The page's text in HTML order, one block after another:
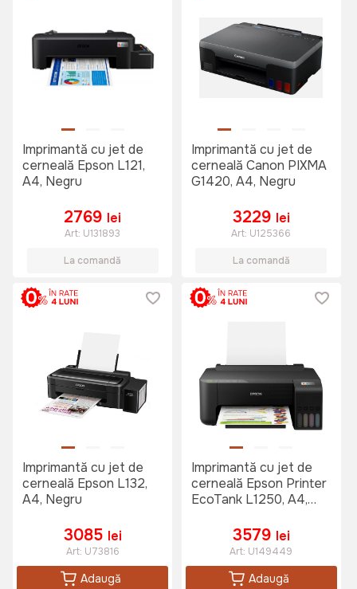
Imprimantă cu jet de
cerneală Epson L121,
A4, Negru
2769 lei
Art: U131893
La comandă
Imprimantă cu jet de
cerneală Canon PIXMA
G1420, A4, Negru
3229 lei
Art: U125366
La comandă
Imprimantă cu jet de
cerneală Epson L132,
A4, Negru
3085 lei
Art: U73816
Adaugă
Imprimantă cu jet de
cerneală Epson Printer
EcoTank L1250, A4,
3579 lei
Art: U149449
Adaugă